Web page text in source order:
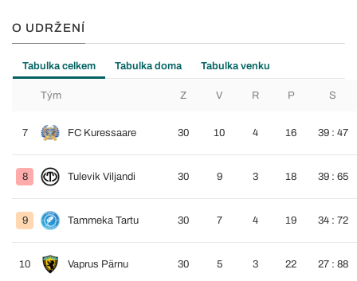
O UDRŽENÍ
Tabulka celkem Tabulka doma Tabulka venku
Tým Z V R P S
7 FC Kuressaare 30 10 4 16 39 : 47
8 Tulevik Viljandi 30 9 3 18 39 : 65
9 Tammeka Tartu 30 7 4 19 34 : 72
10 Vaprus Pärnu 30 5 3 22 27 : 88